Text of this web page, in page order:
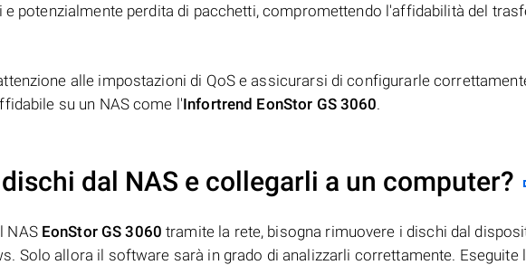
potenzialmente perdita di pacchetti, compromettendo l'affidabilità del
alle impostazioni di QoS e assicurarsi di configurarle
su un NAS come l'Infortrend EonStor GS 3060.
dal NAS e collegarli a un computer?
NAS EonStor GS 3060 tramite la rete, bisogna rimuovere i dischi dal
Solo allora il software sarà in grado di analizzarli correttamente. Eseguite